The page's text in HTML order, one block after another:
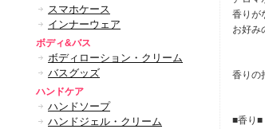
スマホケース
インナーウェア
ボディ&バス
ボディローション・クリーム
バスグッズ
ハンドケア
ハンドソープ
ハンドジェル・クリーム
香りが
お好み
香りの
■香り■